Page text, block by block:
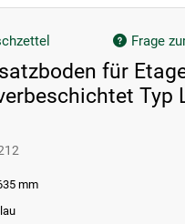
Frage
für
Typ
mm